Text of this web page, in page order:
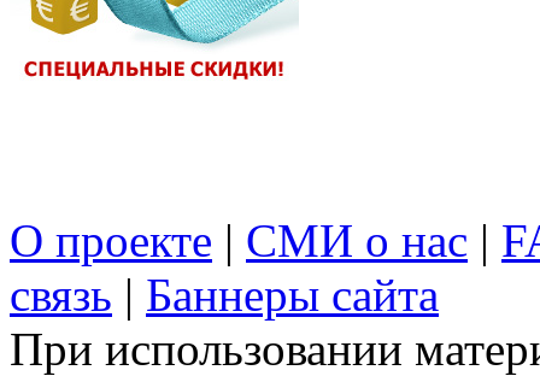
О проекте | СМИ о нас |
связь | Баннеры сайта
При использовании